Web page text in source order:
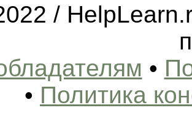
/
•
• Политика